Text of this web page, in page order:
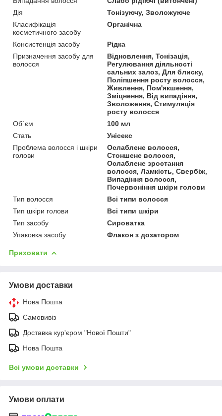
Дія
Тонізуючу, Зволожуюче
Класифікація
косметичного засобу
Органічна
Консистенція засобу
Рідка
Призначення засобу для
волосся
Відновлення, Тонізація,
Регулювання діяльності
сальних залоз, Для блиску,
Поліпшення росту волосся,
Живлення, Пом'якшення,
Зміцнення, Від випадіння,
Зволоження, Стимуляція
росту волосся
Об`єм
100 мл
Стать
Унісекс
Проблема волосся і шкіри
голови
Ослаблене волосся,
Стоншене волосся,
Ослаблене зростання
волосся, Ламкість, Свербіж,
Випадіння волосся,
Почервоніння шкіри голови
Тип волосся
Всі типи волосся
Тип шкіри голови
Всі типи шкіри
Тип засобу
Сироватка
Упаковка засобу
Флакон з дозатором
Приховати
Умови доставки
Нова Пошта
Самовивіз
Доставка кур'єром "Нової Пошти"
Нова Пошта
Всі умови доставки
Умови оплати